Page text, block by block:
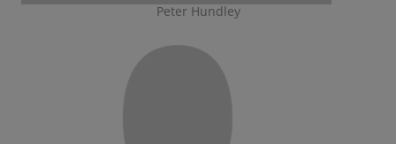
Peter Hundley